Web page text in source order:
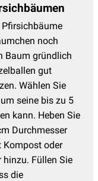
noch
Baum gründlich
gut
Wählen Sie
seine bis zu 5
kann. Heben Sie
Durchmesser
Kompost oder
hinzu. Füllen Sie
die